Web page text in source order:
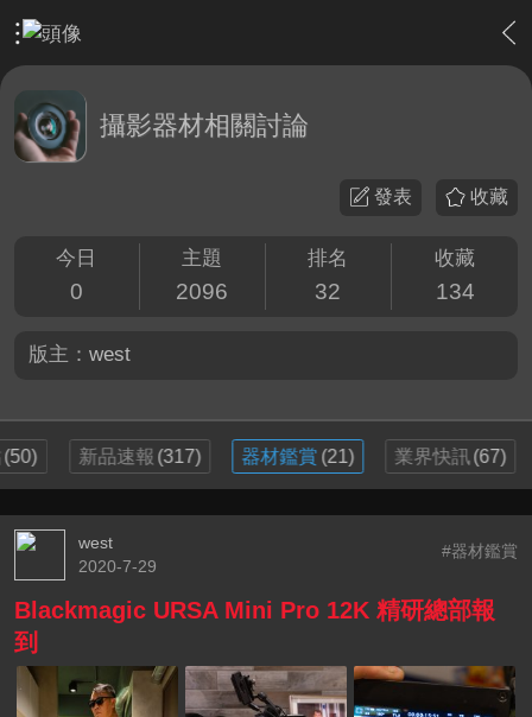
影片創作區 › 攝影器材相關討論
攝影器材相關討論
收藏
發表
今日
0
主題
2096
排名
32
收藏
134
版主： west
(50) 新品速報 (317) 器材鑑賞 (21) 業界快訊(67)
west
2020-7-29
#器材鑑賞
Blackmagic URSA Mini Pro 12K 精研總部報
到